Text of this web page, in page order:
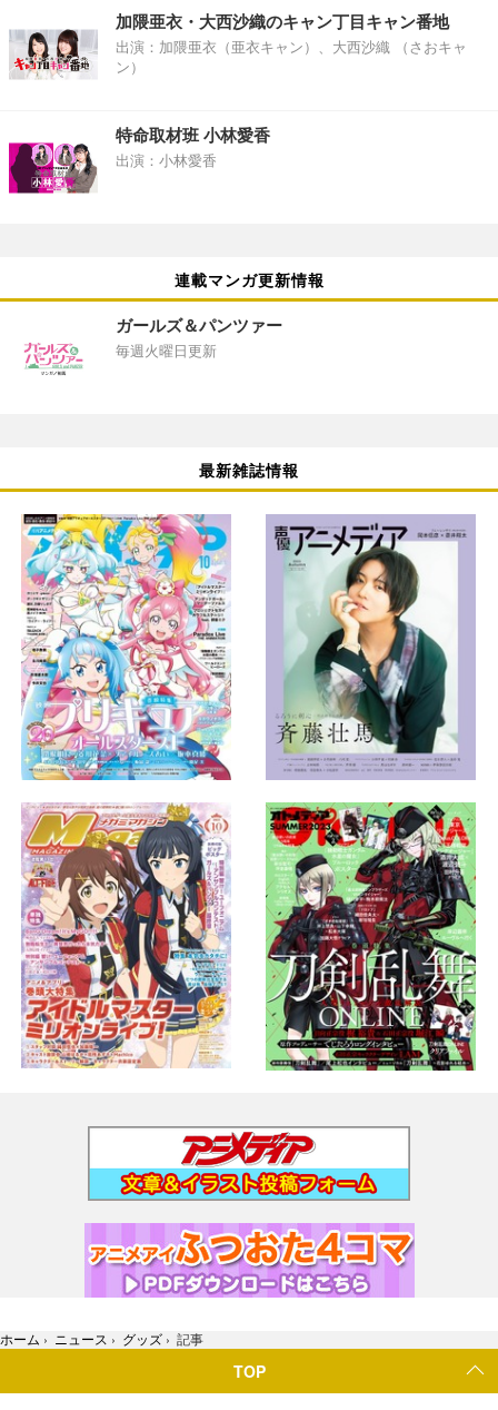
加隈亜衣・大西沙織のキャン丁目キャン番地
出演：加隈亜衣（亜衣キャン）、大西沙織 （さおキャ
ン）
特命取材班 小林愛香
出演：小林愛香
連載マンガ更新情報
ガールズ＆パンツァー
毎週火曜日更新
最新雑誌情報
ホーム › ニュース › グッズ › 記事
TOP